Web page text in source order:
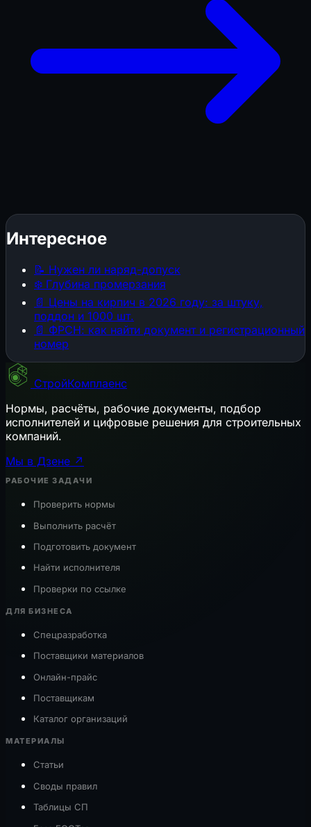
Интересное
📝 Нужен ли наряд-допуск
❄️ Глубина промерзания
📄 Цены на кирпич в 2026 году: за штуку,
поддон и 1000 шт.
📄 ФРСН: как найти документ и регистрационный
номер
СтройКомплаенс
Нормы, расчёты, рабочие документы, подбор
исполнителей и цифровые решения для строительных
компаний.
Мы в Дзене ↗
РАБОЧИЕ ЗАДАЧИ
Проверить нормы
Выполнить расчёт
Подготовить документ
Найти исполнителя
Проверки по ссылке
ДЛЯ БИЗНЕСА
Спецразработка
Поставщики материалов
Онлайн-прайс
Поставщикам
Каталог организаций
МАТЕРИАЛЫ
Статьи
Своды правил
Таблицы СП